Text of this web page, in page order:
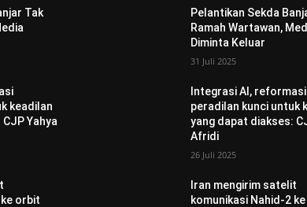
Tak
keadilan
Yahya
orbit
Pelantikan Sekda
Ramah Wartawan,
Diminta Keluar
31 Juli 2025
Integrasi AI, reformasi
peradilan kunci untuk
yang dapat diakses:
Afridi
26 Juli 2025
Iran mengirim satelit
komunikasi Nahid-2